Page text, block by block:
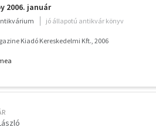
2006. január
jó állapotú antikvár könyv
Kiadó Kereskedelmi Kft., 2006